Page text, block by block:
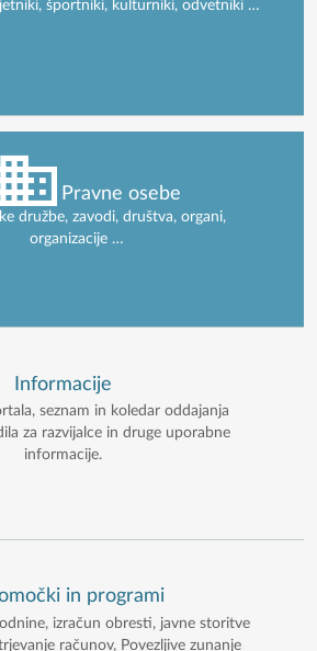
športniki, kulturniki, odvetniki …
Pravne osebe
družbe, zavodi, društva, organi,
organizacije …
Informacije
seznam in koledar oddajanja
za razvijalce in druge uporabne
informacije.
in programi
izračun obresti, javne storitve
računov, Povezljive zunanje